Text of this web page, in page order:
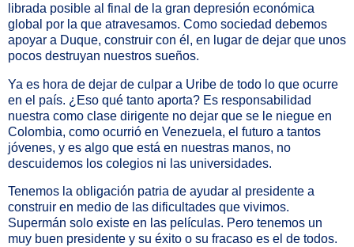
librada posible al final de la gran depresión económica
global por la que atravesamos. Como sociedad debemos
apoyar a Duque, construir con él, en lugar de dejar que unos
pocos destruyan nuestros sueños.
Ya es hora de dejar de culpar a Uribe de todo lo que ocurre
en el país. ¿Eso qué tanto aporta? Es responsabilidad
nuestra como clase dirigente no dejar que se le niegue en
Colombia, como ocurrió en Venezuela, el futuro a tantos
jóvenes, y es algo que está en nuestras manos, no
descuidemos los colegios ni las universidades.
Tenemos la obligación patria de ayudar al presidente a
construir en medio de las dificultades que vivimos.
Supermán solo existe en las películas. Pero tenemos un
muy buen presidente y su éxito o su fracaso es el de todos.